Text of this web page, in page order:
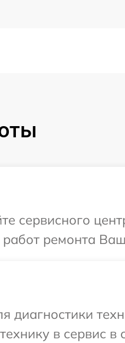
сервисного
ремонта
диагностики
в сервис в